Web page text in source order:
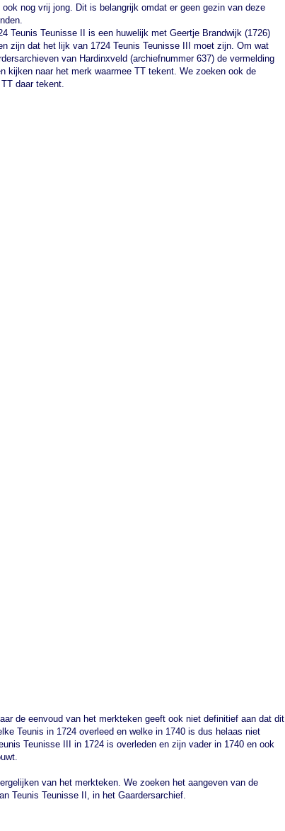
nog vrij jong. Dit is belangrijk omdat er geen gezin van deze
Teunis Teunisse II is een huwelijk met Geertje Brandwijk (1726)
zijn dat het lijk van 1724 Teunis Teunisse III moet zijn. Om wat
van Hardinxveld (archiefnummer 637) de vermelding
kijken naar het merk waarmee TT tekent. We zoeken ook de
daar tekent.
de eenvoud van het merkteken geeft ook niet definitief aan dat dit
Teunis in 1724 overleed en welke in 1740 is dus helaas niet
Teunisse III in 1724 is overleden en zijn vader in 1740 en ook
van het merkteken. We zoeken het aangeven van de
Teunis Teunisse II, in het Gaardersarchief.